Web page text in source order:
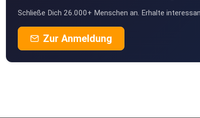
Schließe Dich 26.000+ Menschen an. Erhalte
Zur Anmeldung